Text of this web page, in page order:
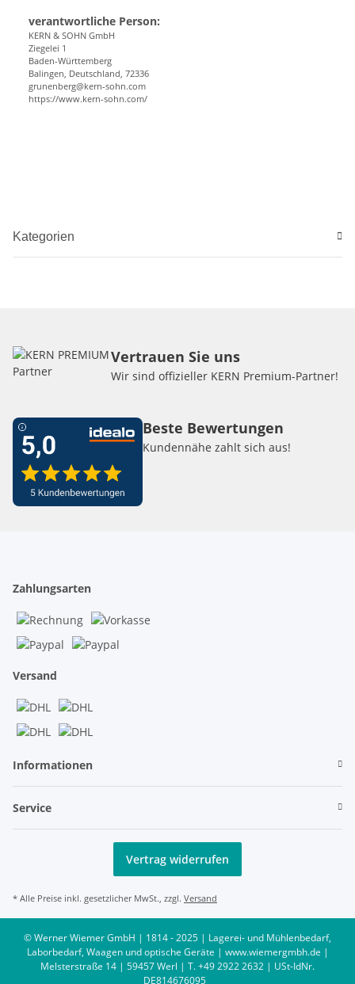
verantwortliche Person:
KERN & SOHN GmbH
Ziegelei 1
Baden-Württemberg
Balingen, Deutschland, 72336
grunenberg@kern-sohn.com
https://www.kern-sohn.com/
Kategorien
Vertrauen Sie uns
Wir sind offizieller KERN Premium-Partner!
Beste Bewertungen
Kundennähe zahlt sich aus!
Zahlungsarten
Versand
Informationen
Service
Vertrag widerrufen
* Alle Preise inkl. gesetzlicher MwSt., zzgl. Versand
© Werner Wiemer GmbH | 1814 - 2025 | Lagerei- und Mühlenbedarf,
Laborbedarf, Waagen und optische Geräte | www.wiemergmbh.de |
Melsterstraße 14 | 59457 Werl | T. +49 2922 2632 | USt-IdNr.
DE814676095